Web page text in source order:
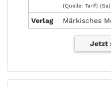
(Quelle: Tarif) (Sa)
Verlag Märkisches
Jetzt